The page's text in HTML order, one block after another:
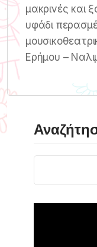
μακρινές και
υφάδι
Ερήμου –